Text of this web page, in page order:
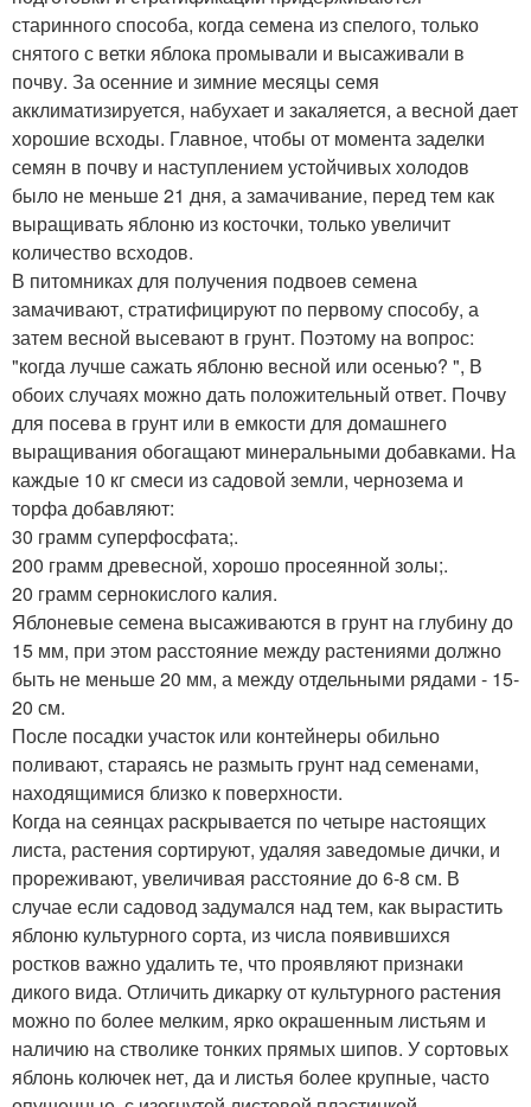
старинного способа, когда семена из спелого, только
снятого с ветки яблока промывали и высаживали в
почву. За осенние и зимние месяцы семя
акклиматизируется, набухает и закаляется, а весной дает
хорошие всходы. Главное, чтобы от момента заделки
семян в почву и наступлением устойчивых холодов
было не меньше 21 дня, а замачивание, перед тем как
выращивать яблоню из косточки, только увеличит
количество всходов.
В питомниках для получения подвоев семена
замачивают, стратифицируют по первому способу, а
затем весной высевают в грунт. Поэтому на вопрос:
"когда лучше сажать яблоню весной или осенью? ", В
обоих случаях можно дать положительный ответ. Почву
для посева в грунт или в емкости для домашнего
выращивания обогащают минеральными добавками. На
каждые 10 кг смеси из садовой земли, чернозема и
торфа добавляют:
30 грамм суперфосфата;.
200 грамм древесной, хорошо просеянной золы;.
20 грамм сернокислого калия.
Яблоневые семена высаживаются в грунт на глубину до
15 мм, при этом расстояние между растениями должно
быть не меньше 20 мм, а между отдельными рядами - 15-
20 см.
После посадки участок или контейнеры обильно
поливают, стараясь не размыть грунт над семенами,
находящимися близко к поверхности.
Когда на сеянцах раскрывается по четыре настоящих
листа, растения сортируют, удаляя заведомые дички, и
прореживают, увеличивая расстояние до 6-8 см. В
случае если садовод задумался над тем, как вырастить
яблоню культурного сорта, из числа появившихся
ростков важно удалить те, что проявляют признаки
дикого вида. Отличить дикарку от культурного растения
можно по более мелким, ярко окрашенным листьям и
наличию на стволике тонких прямых шипов. У сортовых
яблонь колючек нет, да и листья более крупные, часто